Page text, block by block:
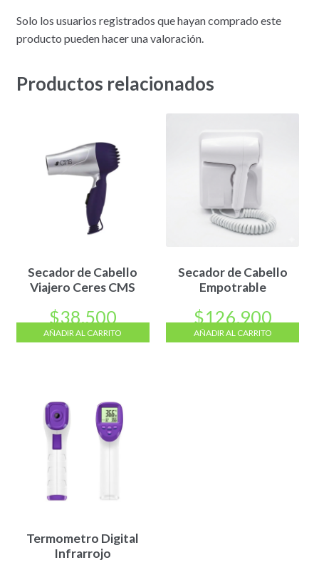
Solo los usuarios registrados que hayan comprado este
producto pueden hacer una valoración.
Productos relacionados
Secador de Cabello
Viajero Ceres CMS
$38.500
AÑADIR AL CARRITO
Secador de Cabello
Empotrable
$126.900
AÑADIR AL CARRITO
Termometro Digital
Infrarrojo